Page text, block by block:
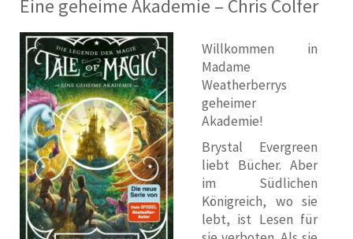
Eine geheime Akademie – Chris Colfer
Willkommen in
Madame
Weatherberrys
geheimer
Akademie!
Brystal Evergreen
liebt Bücher. Aber
im Südlichen
Königreich, wo sie
lebt, ist Lesen für